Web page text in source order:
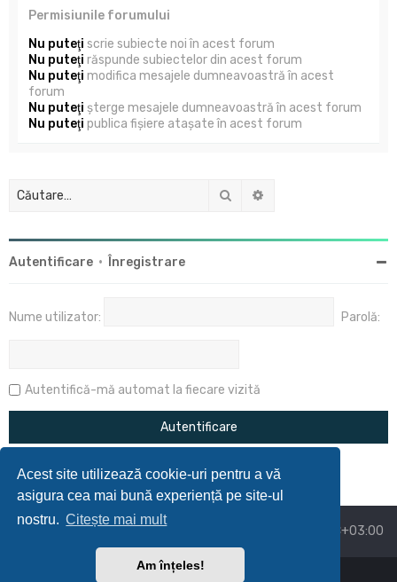
Acest site utilizează cookie-uri pentru a vă
asigura cea mai bună experiență pe site-ul
nostru. Citește mai mult
Am înțeles!
Permisiunile forumului
Nu puteţi scrie subiecte noi în acest forum
Nu puteţi răspunde subiectelor din acest forum
Nu puteţi modifica mesajele dumneavoastră în acest
forum
Nu puteţi şterge mesajele dumneavoastră în acest forum
Nu puteţi publica fişiere ataşate în acest forum
Căutare
Autentificare • Înregistrare
Nume utilizator: Parolă:
Autentifică-mă automat la fiecare vizită
Prima pagină UTC+03:00
phpBB